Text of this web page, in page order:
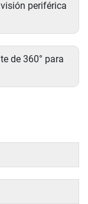
periférica
de 360° para